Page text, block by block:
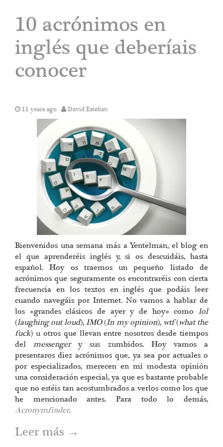
10 acrónimos en
inglés que deberíais
conocer
11 years ago David Esteban
Bienvenidos una semana más a Yentelman, el blog en
el que aprenderéis inglés y, si os descuidáis, hasta
español. Hoy os traemos un pequeño listado de
acrónimos que seguramente os encontraréis con cierta
frecuencia en los textos en inglés que podáis leer
cuando navegáis por Internet. No vamos a hablar de
los «grandes clásicos de ayer y de hoy» como lol
(laughing out loud),IMO(In my opinion), wtf(what the
fuck) u otros que llevan entre nosotros desde tiempos
delmessengery sus zumbidos. Hoy vamos a
presentaros diez acrónimos que, ya sea por actuales o
por especializados, merecen en mi modesta opinión
una consideración especial, ya que es bastante probable
que no estéis tan acostumbrados a verlos como los que
he mencionado antes. Para todo lo demás,
Acronymfinder.
Leer más →